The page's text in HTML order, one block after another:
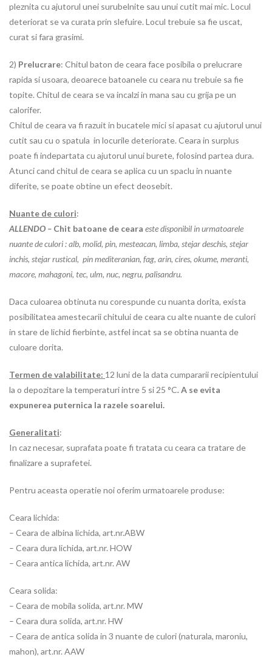
pleznita cu ajutorul unei surubelnite sau unui cutit mai mic. Locul
deteriorat se va curata prin slefuire. Locul trebuie sa fie uscat,
curat si fara grasimi.
2) Prelucrare: Chitul baton de ceara face posibila o prelucrare
rapida si usoara, deoarece batoanele cu ceara nu trebuie sa fie
topite. Chitul de ceara se va incalzi in mana sau cu grija pe un
calorifer.
Chitul de ceara va fi razuit in bucatele mici si apasat cu ajutorul unui
cutit sau cu o spatula in locurile deteriorate. Ceara in surplus
poate fi indepartata cu ajutorul unui burete, folosind partea dura.
Atunci cand chitul de ceara se aplica cu un spaclu in nuante
diferite, se poate obtine un efect deosebit.
Nuante de culori:
ALLENDO – Chit batoane de ceara este disponibil in urmatoarele
nuante de culori : alb, molid, pin, mesteacan, limba, stejar deschis, stejar
inchis, stejar rustical, pin mediteranian, fag, arin, cires, okume, meranti,
macore, mahagoni, tec, ulm, nuc, negru, palisandru.
Daca culoarea obtinuta nu corespunde cu nuanta dorita, exista
posibilitatea amestecarii chitului de ceara cu alte nuante de culori
in stare de lichid fierbinte, astfel incat sa se obtina nuanta de
culoare dorita.
Termen de valabilitate: 12 luni de la data cumpararii recipientului
la o depozitare la temperaturi intre 5 si 25 °C.A se evita
expunerea puternica la razele soarelui.
Generalitati:
In caz necesar, suprafata poate fi tratata cu ceara ca tratare de
finalizare a suprafetei.
Pentru aceasta operatie noi oferim urmatoarele produse:
Ceara lichida:
– Ceara de albina lichida, art.nr.ABW
– Ceara dura lichida, art.nr. HOW
– Ceara antica lichida, art.nr. AW
Ceara solida:
– Ceara de mobila solida, art.nr. MW
– Ceara dura solida, art.nr. HW
– Ceara de antica solida in 3 nuante de culori (naturala, maroniu,
mahon), art.nr. AAW